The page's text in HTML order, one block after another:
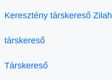
Keresztény társkereső Zilah
társkereső
Társkereső